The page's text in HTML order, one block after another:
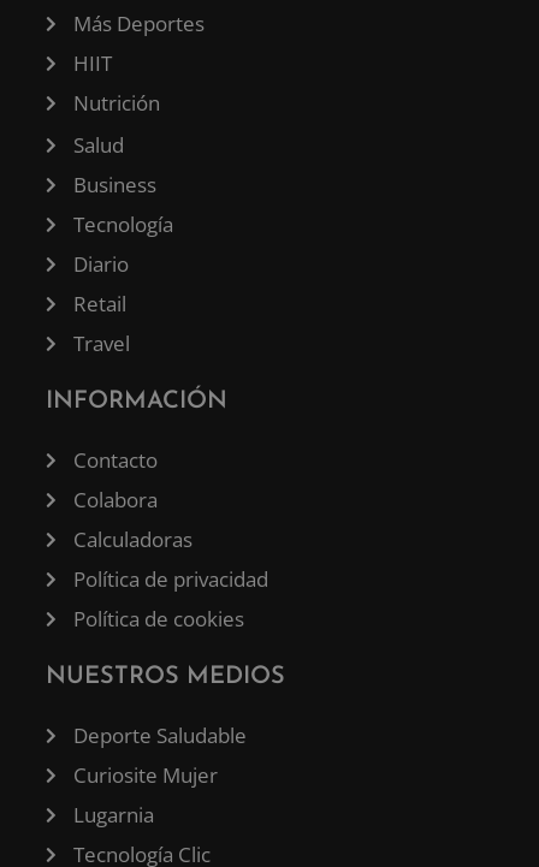
Más Deportes
HIIT
Nutrición
Salud
Business
Tecnología
Diario
Retail
Travel
INFORMACIÓN
Contacto
Colabora
Calculadoras
Política de privacidad
Política de cookies
NUESTROS MEDIOS
Deporte Saludable
Curiosite Mujer
Lugarnia
Tecnología Clic